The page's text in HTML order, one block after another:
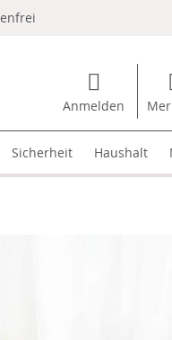
Anmelden
Sicherheit Haushalt